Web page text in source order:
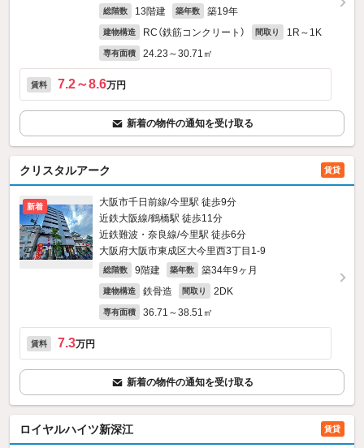
総階数 13階建 築年数 築19年
建物構造 RC（鉄筋コンクリート） 間取り 1R～1K
専有面積 24.23～30.71㎡
賃料 7.2～8.6万円
新着の物件の通知を受け取る
クリスタルアーク 賃貸
新着
大阪市千日前線/今里駅 徒歩9分
近鉄大阪線/鶴橋駅 徒歩11分
近鉄難波・奈良線/今里駅 徒歩6分
大阪府大阪市東成区大今里西3丁目1-9
総階数 9階建 築年数 築34年9ヶ月
建物構造 鉄骨造 間取り 2DK
専有面積 36.71～38.51㎡
賃料 7.3万円
新着の物件の通知を受け取る
ロイヤルハイツ新深江 賃貸